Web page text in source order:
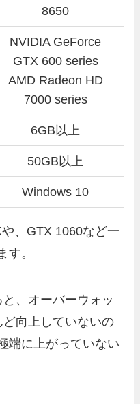
8650
NVIDIA GeForce
GTX 600 series
AMD Radeon HD
7000 series
6GB以上
50GB以上
Windows 10
、GTX 1060など一
す。
、オーバーウォッ
向上していないの
端に上がっていない